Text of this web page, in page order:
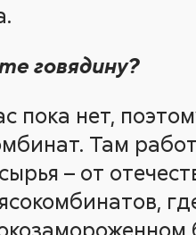
говядину?
пока нет,
Там
– от